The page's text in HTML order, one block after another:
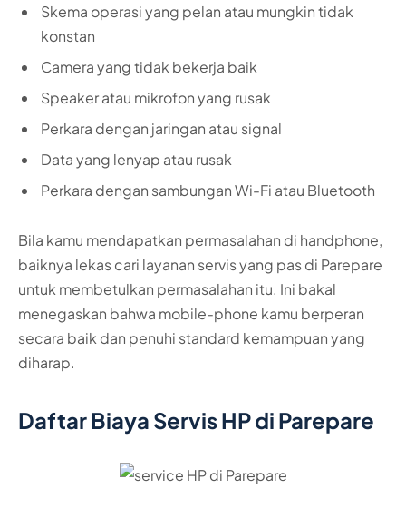
Skema operasi yang pelan atau mungkin tidak
konstan
Camera yang tidak bekerja baik
Speaker atau mikrofon yang rusak
Perkara dengan jaringan atau signal
Data yang lenyap atau rusak
Perkara dengan sambungan Wi-Fi atau Bluetooth
Bila kamu mendapatkan permasalahan di handphone,
baiknya lekas cari layanan servis yang pas di Parepare
untuk membetulkan permasalahan itu. Ini bakal
menegaskan bahwa mobile-phone kamu berperan
secara baik dan penuhi standard kemampuan yang
diharap.
Daftar Biaya Servis HP di Parepare